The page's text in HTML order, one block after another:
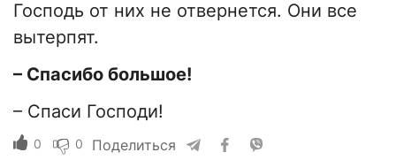
Господь от них не отвернется. Они все
вытерпят.
– Спасибо большое!
– Спаси Господи!
0 0 Поделиться